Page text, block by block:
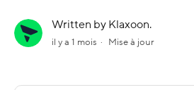
Written by Klaxoon.
il y a 1 mois Mise à jour